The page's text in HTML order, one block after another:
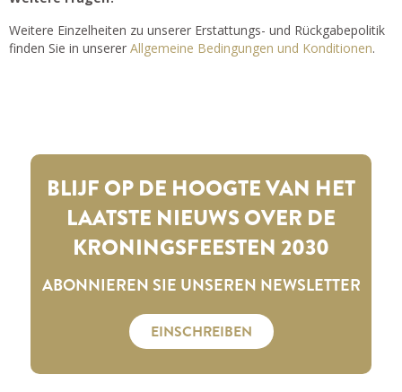
Weitere Einzelheiten zu unserer Erstattungs- und Rückgabepolitik
finden Sie in unserer Allgemeine Bedingungen und Konditionen.
BLIJF OP DE HOOGTE VAN HET
LAATSTE NIEUWS OVER DE
KRONINGSFEESTEN 2030
ABONNIEREN SIE UNSEREN NEWSLETTER
EINSCHREIBEN